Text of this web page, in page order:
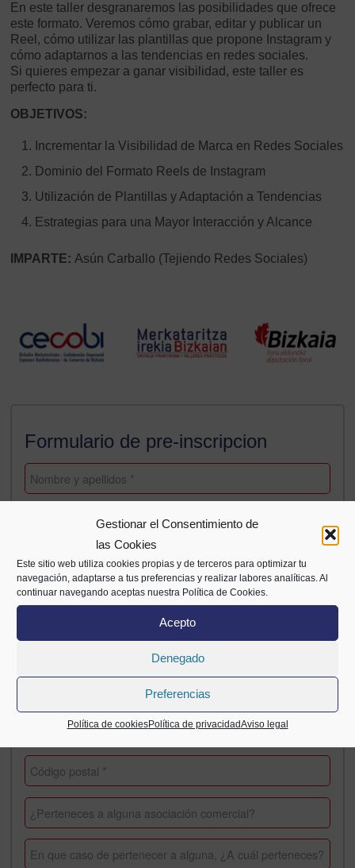
Gestionar el Consentimiento de
las Cookies
Este sitio web utiliza cookies propias y de terceros para optimizar tu
navegación, adaptarse a tus preferencias y realizar labores analíticas. Al
continuar navegando aceptas nuestra Política de Cookies.
Acepto
Denegado
Preferencias
Política de cookiesPolítica de privacidadAviso legal
En este taller desgranaremos las posibilidades que ofrece
este formato. Veremos cómo grabar, editar y publicar un
Reel, cómo utilizar las plantillas que propone Instagram y
cómo adaptarnos a las tendencias en redes sociales.
Si quieres empezar a ganar visibilidad, este taller es
perfecto para ti.
OBJETIVOS:
Incrementar la Visibilidad de Marca en Redes Sociales
Dominio del Formato Reels de Instagram
Utilización de Plantillas y Adaptación a Tendencias
Estrategias para una Mayor Interacción y Alcance
IMPARTE: Asún Carballo (Tejiendo Redes Sociales)
Formulario de pre-inscripcion